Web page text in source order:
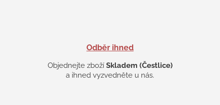
Odběr ihned
Objednejte zboží Skladem (Čestlice)
a ihned vyzvedněte u nás.